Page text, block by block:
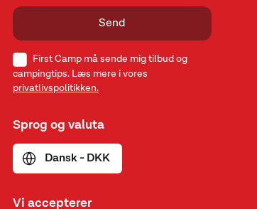
Send
First Camp må sende mig tilbud og
campingtips. Læs mere i vores
privatlivspolitikken.
Sprog og valuta
Dansk - DKK
Vi accepterer